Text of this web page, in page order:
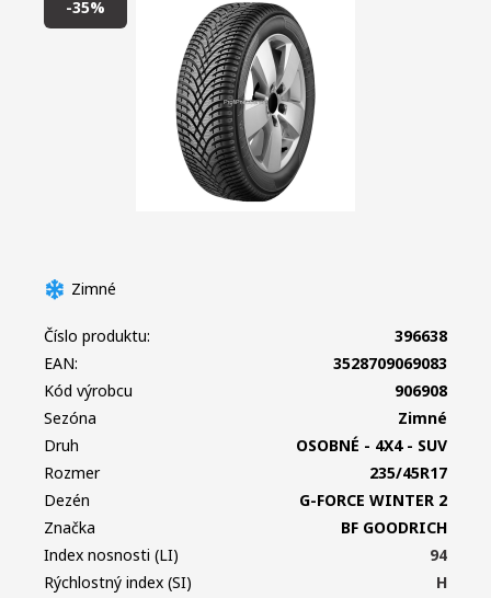
-35%
Zimné
Číslo produktu:
396638
EAN:
3528709069083
Kód výrobcu
906908
Sezóna
Zimné
Druh
OSOBNÉ - 4X4 - SUV
Rozmer
235/45R17
Dezén
G-FORCE WINTER 2
Značka
BF GOODRICH
Index nosnosti (LI)
94
Rýchlostný index (SI)
H